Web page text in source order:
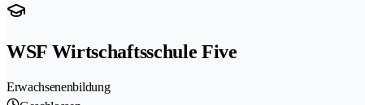
WSF Wirtschaftsschule Five
Erwachsenenbildung